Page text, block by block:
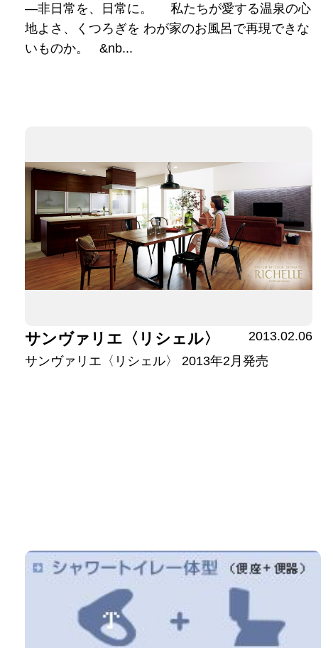
—非日常を、日常に。 私たちが愛する温泉の心
地よさ、くつろぎを わが家のお風呂で再現できな
いものか。 &nb...
サンヴァリエ〈リシェル〉
2013.02.06
サンヴァリエ〈リシェル〉 2013年2月発売